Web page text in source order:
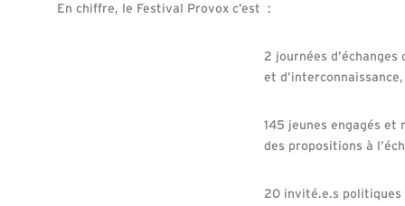
En chiffre, le Festival Provox c’est :
2 journées
et d’interconnaissance,
145 jeunes engagés
des propositions à
20 invité.e.s